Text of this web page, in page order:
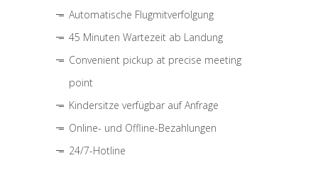
Automatische Flugmitverfolgung
45 Minuten Wartezeit ab Landung
Convenient pickup at precise meeting
point
Kindersitze verfügbar auf Anfrage
Online- und Offline-Bezahlungen
24/7-Hotline